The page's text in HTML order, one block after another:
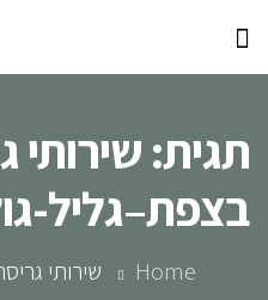
תגית:שירותי
בצפת–גליל-
Home שירותי